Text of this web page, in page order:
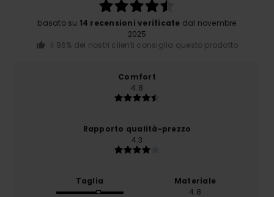
basato su 14 recensioni verificate dal novembre
2025
Il 86% dei nostri clienti consiglia questo prodotto
Comfort
4.8
Rapporto qualità-prezzo
4.3
Taglia
Materiale
4.8